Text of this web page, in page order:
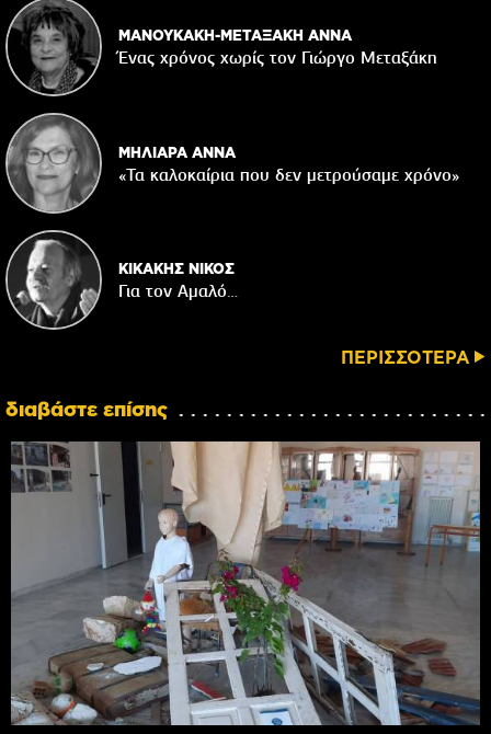
ΜΑΝΟΥΚΑΚΗ-ΜΕΤΑΞΑΚΗ ΑΝΝΑ
Ένας χρόνος χωρίς τον Γιώργο Μεταξάκη
ΜΗΛΙΑΡΑ ΑΝΝΑ
«Τα καλοκαίρια που δεν μετρούσαμε χρόνο»
ΚΙΚΑΚΗΣ ΝΙΚΟΣ
Για τον Αμαλό…
ΠΕΡΙΣΣΟΤΕΡΑ
διαβάστε επίσης